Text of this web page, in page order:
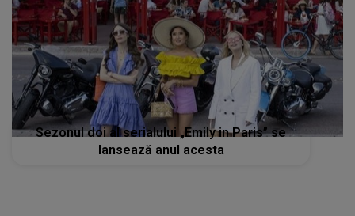
Sezonul doi al serialului „Emily in Paris” se
lansează anul acesta